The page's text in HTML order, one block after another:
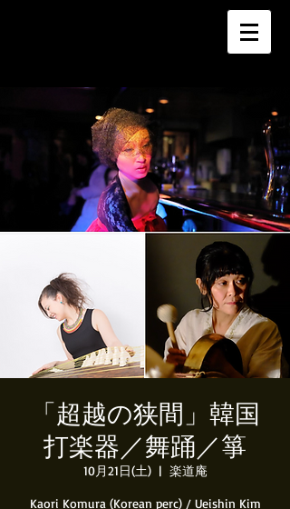
「超越の狭間」韓国
打楽器／舞踊／箏
10月21日(土)
  |
楽道庵
Kaori Komura (Korean perc) / Ueishin Kim